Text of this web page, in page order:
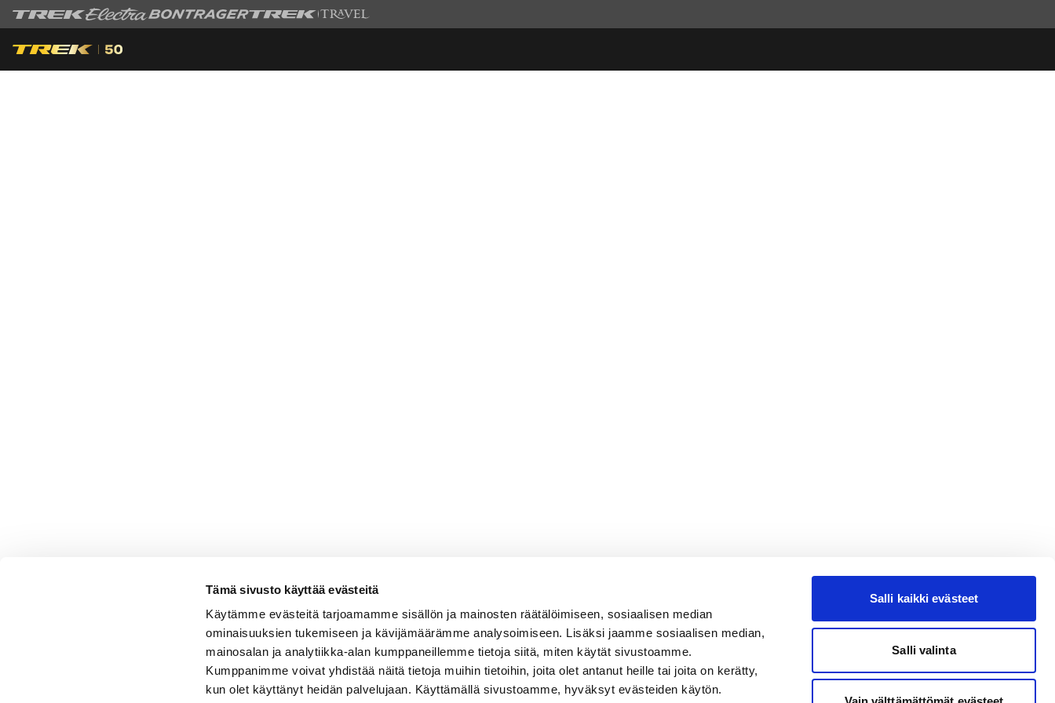
Tämä sivusto käyttää evästeitä
Käytämme evästeitä tarjoamamme sisällön ja mainosten räätälöimiseen, sosiaalisen median
ominaisuuksien tukemiseen ja kävijämäärämme analysoimiseen. Lisäksi jaamme sosiaalisen median,
mainosalan ja analytiikka-alan kumppaneillemme tietoja siitä, miten käytät sivustoamme.
Kumppanimme voivat yhdistää näitä tietoja muihin tietoihin, joita olet antanut heille tai joita on kerätty,
kun olet käyttänyt heidän palvelujaan. Käyttämällä sivustoamme, hyväksyt evästeiden käytön.
Salli kaikki evästeet
Salli valinta